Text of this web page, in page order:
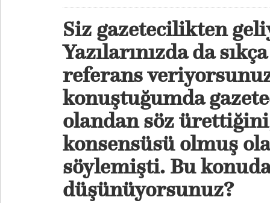
Siz gazetecilikten
Yazılarınızda da
referans
konuştuğumda
olandan söz
konsensüsü olmuş
söylemişti. Bu
düşünüyorsunuz?